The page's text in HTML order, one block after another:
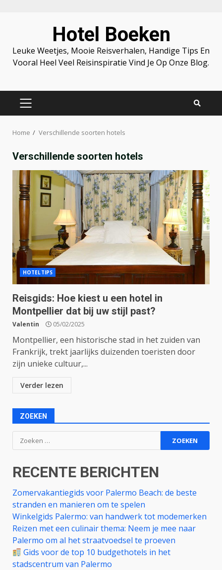
Hotel Boeken
Leuke Weetjes, Mooie Reisverhalen, Handige Tips En
Vooral Heel Veel Reisinspiratie Vind Je Op Onze Blog.
PRIMARY
Home Verschillende soorten hotels
Verschillende soorten hotels
HOTELTIPS
Reisgids: Hoe kiest u een hotel in
Montpellier dat bij uw stijl past?
Valentin 05/02/2025
Montpellier, een historische stad in het zuiden van
Frankrijk, trekt jaarlijks duizenden toeristen door
zijn unieke cultuur,...
Verder lezen
ZOEKEN
Zoeken
naar:
RECENTE BERICHTEN
Zomervakantiegids voor Palermo Beach: de beste
stranden en manieren om te spelen
Winkelgids Palermo: van handwerk tot modemerken
Reizen met een culinair thema: Neem je mee naar
Palermo om al het straatvoedsel te proeven
Gids voor de top 10 budgethotels in het
stadscentrum van Palermo